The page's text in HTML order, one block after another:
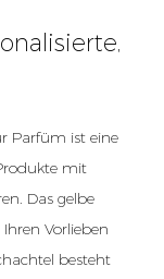
Parfüm ist eine
mit
Das gelbe
Vorlieben
besteht